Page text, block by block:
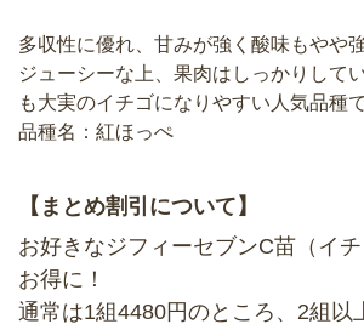
多収性に優れ、甘みが強く酸味もやや
ジューシーな上、果肉はしっかりして
も大実のイチゴになりやすい人気品種で
品種名：紅ほっぺ
【まとめ割引について】
お好きなジフィーセブンC苗（イ
お得に！
通常は1組4480円のところ、2組以